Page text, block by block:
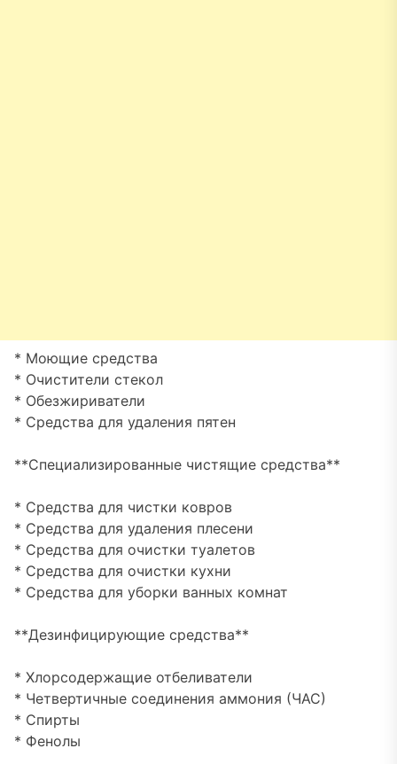
* Моющие средства
* Очистители стекол
* Обезжириватели
* Средства для удаления пятен
**Специализированные чистящие средства**
* Средства для чистки ковров
* Средства для удаления плесени
* Средства для очистки туалетов
* Средства для очистки кухни
* Средства для уборки ванных комнат
**Дезинфицирующие средства**
* Хлорсодержащие отбеливатели
* Четвертичные соединения аммония (ЧАС)
* Спирты
* Фенолы